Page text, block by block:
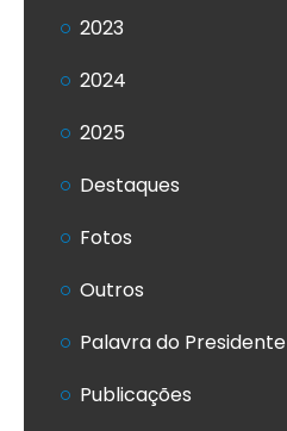
2023
2024
2025
Destaques
Fotos
Outros
Palavra do Presidente
Publicações